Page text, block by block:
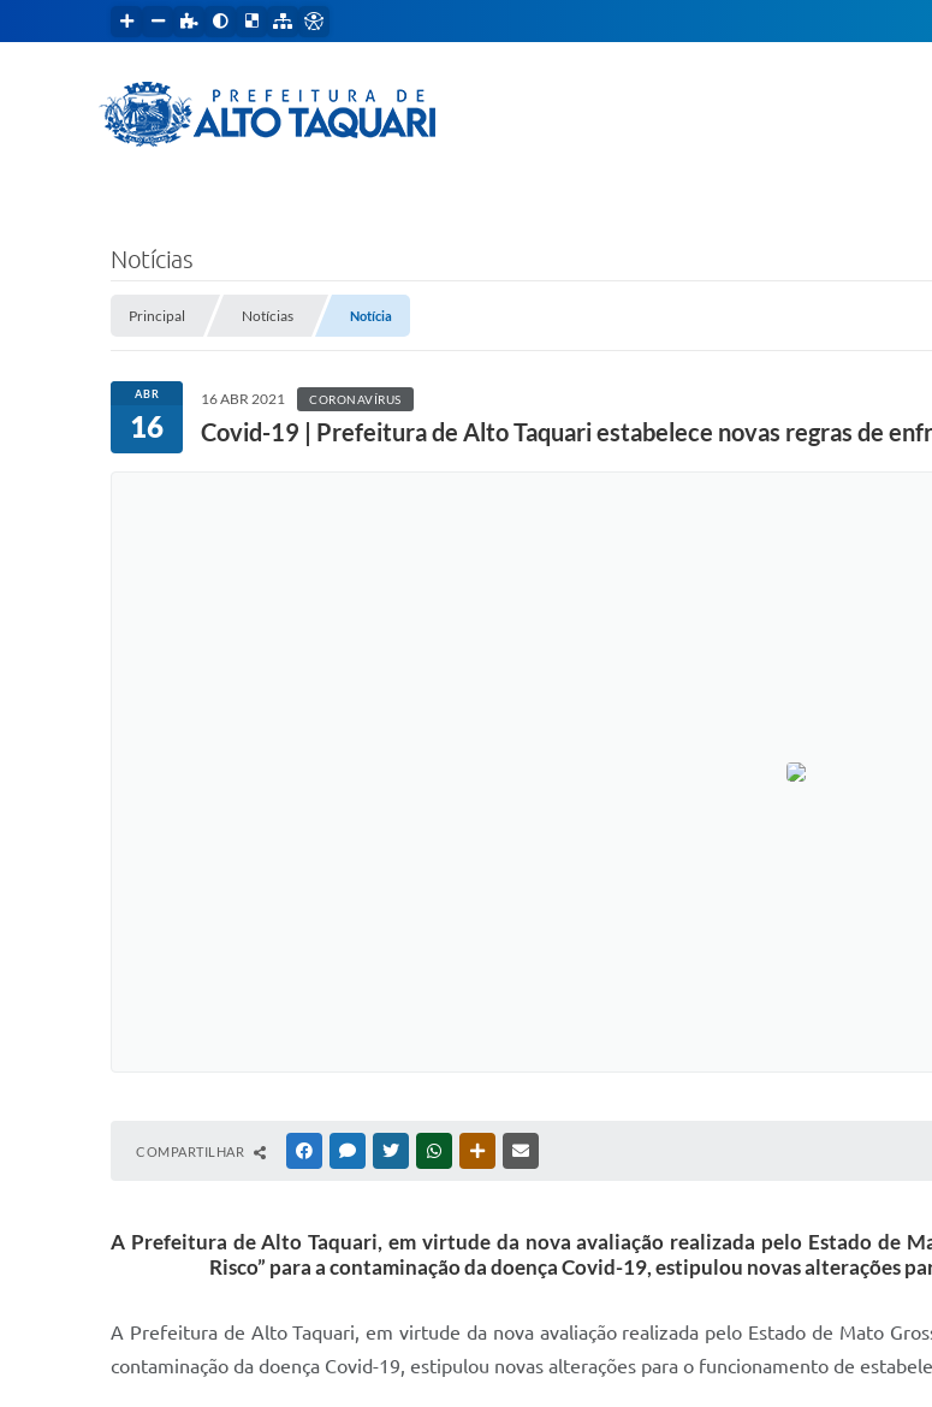
Notícias
Principal Notícias Notícia
ABR
16
16 ABR 2021 CORONAVÍRUS
Covid-19 | Prefeitura de Alto Taquari estabelece novas regras de
COMPARTILHAR FACEBOOKMESSENGER
TWITTERWHATSAPPOUTRAS MÍDIAS
A Prefeitura de Alto Taquari, em virtude da nova avaliação realizada pelo Estado de
Risco” para a contaminação da doença Covid-19, estipulou novas alterações
A Prefeitura de Alto Taquari, em virtude da nova avaliação realizada pelo Estado de Mato
contaminação da doença Covid-19, estipulou novas alterações para o funcionamento de